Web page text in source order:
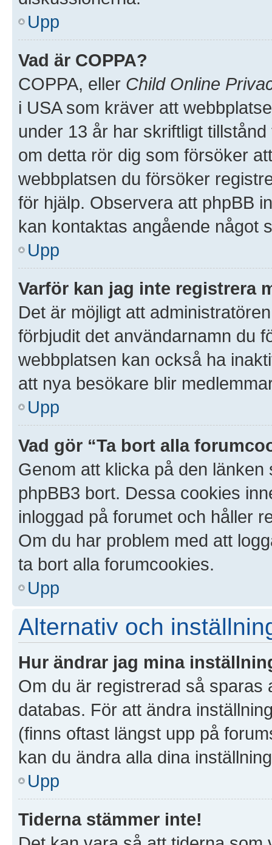
Upp
Vad är COPPA?
COPPA, eller Child Online
i USA som kräver att
under 13 år har skriftligt
om detta rör dig som försöker
webbplatsen du försöker
för hjälp. Observera att phpBB
kan kontaktas angående något
Upp
Varför kan jag inte registrera
Det är möjligt att
förbjudit det användarnamn du
webbplatsen kan också ha
att nya besökare blir
Upp
Vad gör “Ta bort alla
Genom att klicka på den
phpBB3 bort. Dessa cookies
inloggad på forumet och håller
Om du har problem med att
ta bort alla forumcookies.
Upp
Alternativ och
Hur ändrar jag mina
Om du är registrerad så sparas
databas. För att ändra
(finns oftast längst upp på
kan du ändra alla dina
Upp
Tiderna stämmer inte!